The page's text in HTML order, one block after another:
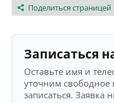
Поделиться страницей
Записаться
Оставьте имя и
уточним
записаться. Заявка